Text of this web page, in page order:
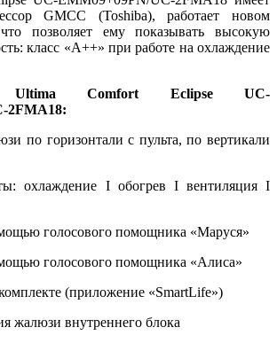
GMCC (Toshiba), работает новом
позволяет ему показывать высокую
класс «А++» при работе на охлаждение
Ultima Comfort Eclipse UC-
2FMA18:
по горизонтали с пульта, по вертикали
охлаждение I обогрев I вентиляция I
голосового помощника «Маруся»
голосового помощника «Алиса»
(приложение «SmartLife»)
жалюзи внутреннего блока